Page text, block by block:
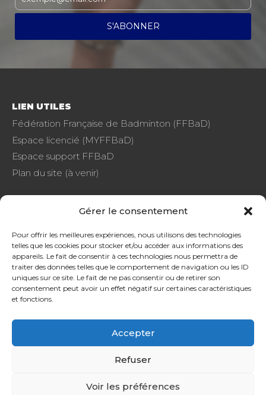
Gérer le consentement
Pour offrir les meilleures expériences, nous utilisons des technologies
telles que les cookies pour stocker et/ou accéder aux informations des
appareils. Le fait de consentir à ces technologies nous permettra de
traiter des données telles que le comportement de navigation ou les ID
uniques sur ce site. Le fait de ne pas consentir ou de retirer son
consentement peut avoir un effet négatif sur certaines caractéristiques
et fonctions.
Accepter
Refuser
Voir les préférences
LIEN UTILES
Fédération Française de Badminton (FFBaD)
Espace licencié (MYFFBaD)
Espace support FFBaD
Plan du site (à venir)
FAQ
CGU
Protection de données
SOURDS ET MALENTENDANTS, CONTACTEZ-NOUS !